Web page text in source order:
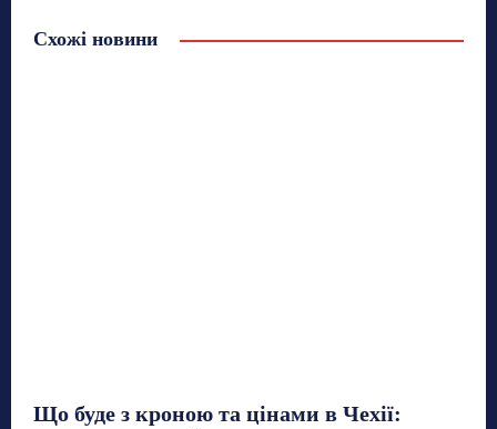
Схожі новини
Що буде з кроною та цінами в Чехії: